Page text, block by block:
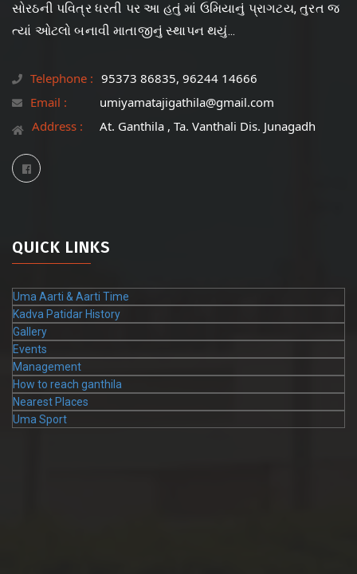
સોરઠની પવિત્ર ધરતી પર આ હતું માં ઉમિયાનું પ્રાગટય, તુરત જ
ત્યાં ઓટલો બનાવી માતાજીનું સ્થાપન થયું...
Telephone : 95373 86835, 96244 14666
Email :
umiyamatajigathila@gmail.com
Address :
At. Ganthila , Ta. Vanthali Dis. Junagadh
QUICK LINKS
Uma Aarti & Aarti Time
Kadva Patidar History
Gallery
Events
Management
How to reach ganthila
Nearest Places
Uma Sport